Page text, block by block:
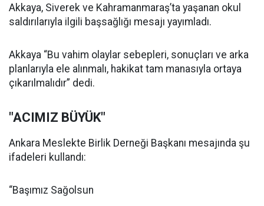
Akkaya, Siverek ve Kahramanmaraş’ta yaşanan okul
saldırılarıyla ilgili başsağlığı mesajı yayımladı.
Akkaya “Bu vahim olaylar sebepleri, sonuçları ve arka
planlarıyla ele alınmalı, hakikat tam manasıyla ortaya
çıkarılmalıdır” dedi.
"ACIMIZ BÜYÜK"
Ankara Meslekte Birlik Derneği Başkanı mesajında şu
ifadeleri kullandı:
“Başımız Sağolsun